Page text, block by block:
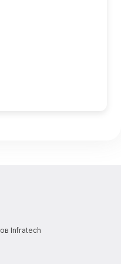
Infratech